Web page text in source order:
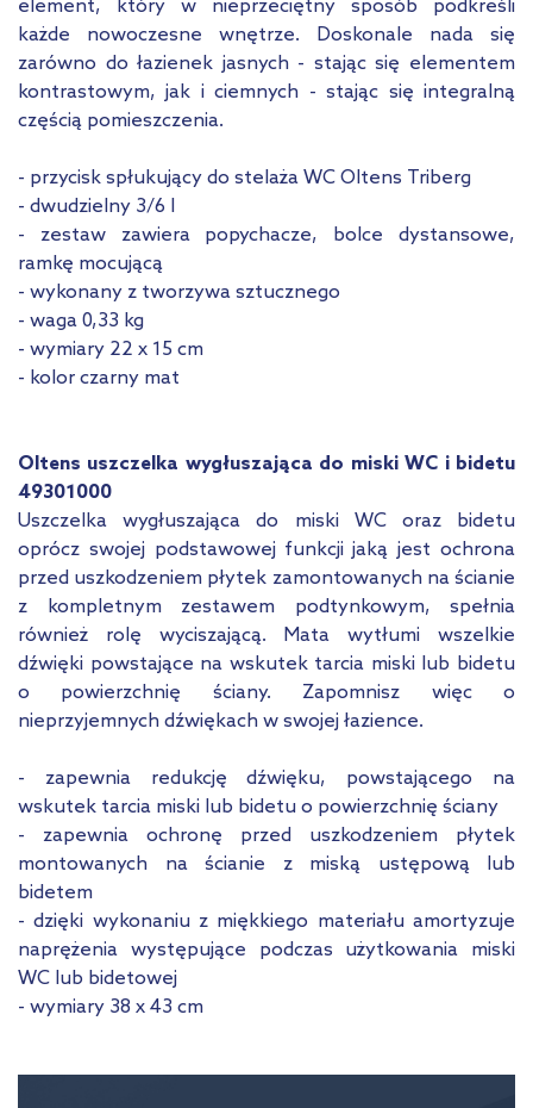
element, który w nieprzeciętny sposób podkreśli
każde nowoczesne wnętrze. Doskonale nada się
zarówno do łazienek jasnych - stając się elementem
kontrastowym, jak i ciemnych - stając się integralną
częścią pomieszczenia.
- przycisk spłukujący do stelaża WC Oltens Triberg
- dwudzielny 3/6 l
- zestaw zawiera popychacze, bolce dystansowe,
ramkę mocującą
- wykonany z tworzywa sztucznego
- waga 0,33 kg
- wymiary 22 x 15 cm
- kolor czarny mat
Oltens uszczelka wygłuszająca do miski WC i bidetu
49301000
Uszczelka wygłuszająca do miski WC oraz bidetu
oprócz swojej podstawowej funkcji jaką jest ochrona
przed uszkodzeniem płytek zamontowanych na ścianie
z kompletnym zestawem podtynkowym, spełnia
również rolę wyciszającą. Mata wytłumi wszelkie
dźwięki powstające na wskutek tarcia miski lub bidetu
o powierzchnię ściany. Zapomnisz więc o
nieprzyjemnych dźwiękach w swojej łazience.
- zapewnia redukcję dźwięku, powstającego na
wskutek tarcia miski lub bidetu o powierzchnię ściany
- zapewnia ochronę przed uszkodzeniem płytek
montowanych na ścianie z miską ustępową lub
bidetem
- dzięki wykonaniu z miękkiego materiału amortyzuje
naprężenia występujące podczas użytkowania miski
WC lub bidetowej
- wymiary 38 x 43 cm